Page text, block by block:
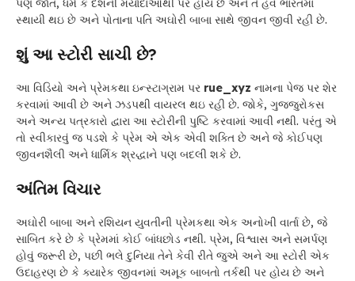
પણ જાત, ધર્મ કે દેશની મર્યાદાઓથી પર હોય છે અને તે હવે ભારતમાં
સ્થાયી થઇ છે અને પોતાના પતિ અઘોરી બાબા સાથે જીવન જીવી રહી છે.
શું આ સ્ટોરી સાચી છે?
આ વિડિયો અને પ્રેમકથા ઇન્સ્ટાગ્રામ પર rue_xyz નામના પેજ પર શેર
કરવામાં આવી છે અને ઝડપથી વાયરલ થઇ રહી છે. જોકે, ગુજ્જુરોકસ
અને અન્ય પત્રકારો દ્વારા આ સ્ટોરીની પુષ્ટિ કરવામાં આવી નથી. પરંતુ એ
તો સ્વીકારવું જ પડશે કે પ્રેમ એ એક એવી શક્તિ છે અને જે કોઈપણ
જીવનશૈલી અને ધાર્મિક શ્રદ્ધાને પણ બદલી શકે છે.
અંતિમ વિચાર
અઘોરી બાબા અને રશિયન યુવતીની પ્રેમકથા એક અનોખી વાર્તા છે, જે
સાબિત કરે છે કે પ્રેમમાં કોઈ બાંધછોડ નથી. પ્રેમ, વિશ્વાસ અને સમર્પણ
હોવું જરૂરી છે, પછી ભલે દુનિયા તેને કેવી રીતે જુએ અને આ સ્ટોરી એક
ઉદાહરણ છે કે ક્યારેક જીવનમાં અમૂક બાબતો તર્કથી પર હોય છે અને